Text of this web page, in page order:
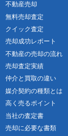
不動産売却
無料売却査定
クイック査定
売却成功レポート
不動産の売却の流れ
売却査定実績
仲介と買取の違い
媒介契約の種類とは
高く売るポイント
当社の査定書
売却に必要な書類